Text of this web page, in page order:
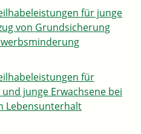
für junge
von Grundsicherung
für
junge Erwachsene bei
Lebensunterhalt